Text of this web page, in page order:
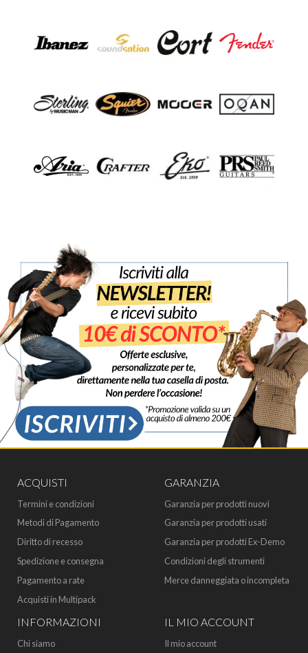
ACQUISTI
Termini e condizioni
Metodi di Pagamento
Diritto di recesso
Spedizione e consegna
Pagamento a rate
Acquisti in Multipack
GARANZIA
Garanzia per prodotti nuovi
Garanzia per prodotti usati
Garanzia per prodotti Ex-Demo
Condizioni degli strumenti
Merce danneggiata o incompleta
INFORMAZIONI
Chi siamo
IL MIO ACCOUNT
Il mio account